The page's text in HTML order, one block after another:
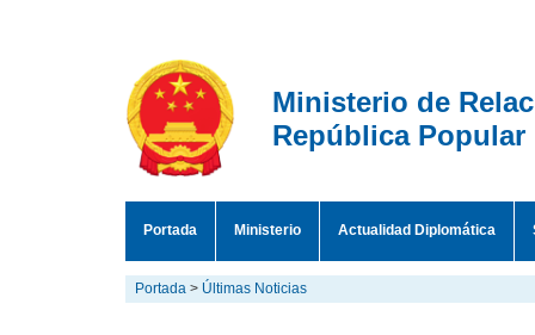
Ministerio de
República Popular
Portada Ministerio Actualidad Diplomática
Portada > Últimas Noticias